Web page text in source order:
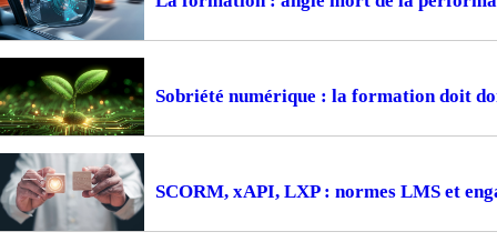
Sobriété numérique : la formation doit
SCORM, xAPI, LXP : normes LMS et